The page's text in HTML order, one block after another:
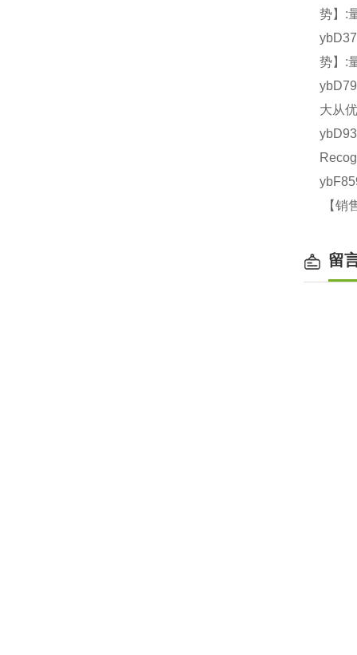
势】:
势】:
大从
【销
留